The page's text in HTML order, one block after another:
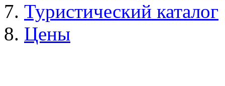
Туристический каталог
Цены